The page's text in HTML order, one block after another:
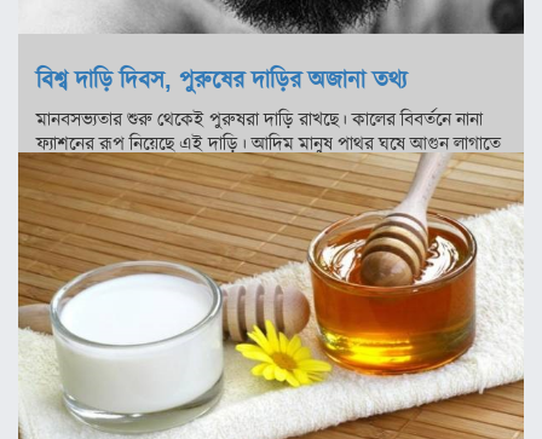
সিলেট
ময়মনসিংহ
রাজশাহী
রংপুর
বিদেশ
ভারত
আমেরিকা
ইউরোপ
মধ্যপ্রাচ্য
বিশ্ব দাড়ি দিবস, পুরুষের দাড়ির অজানা তথ্য
মানবসভ্যতার শুরু থেকেই পুরুষরা দাড়ি রাখছে। কালের বিবর্তনে নানা
ফ্যাশনের রূপ নিয়েছে এই দাড়ি। আদিম মানুষ পাথর ঘষে আগুন লাগাতে
শেখে। সেই সঙ্গে শিখে নেয় দাড়ি কাটার কৌশলও। পুরুষদের ব্যক্তিত্বকে
ফুটিয়ে তুলতে দাড়ির বিকল্প নেই। গাল ভরা চাপ দাড়িতে...